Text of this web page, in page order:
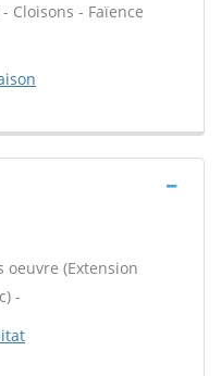
Cloisons - Faïence
oeuvre (Extension
-